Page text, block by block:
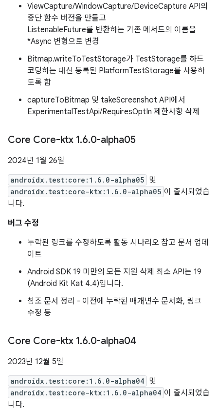
ViewCapture/WindowCapture/DeviceCapture API의
중단 함수 버전을 만들고
ListenableFuture를 반환하는 기존 메서드의 이름을
*Async 변형으로 변경
Bitmap.writeToTestStorage가 TestStorage를 하드
코딩하는 대신 등록된 PlatformTestStorage를 사용하
도록 함
captureToBitmap 및 takeScreenshot API에서
ExperimentalTestApi/RequiresOptIn 제한사항 삭제
Core Core-ktx 1.6.0-alpha05
2024년 1월 26일
androidx.test:core:1.6.0-alpha05 및
androidx.test:core-ktx:1.6.0-alpha05 이 출시되었습
니다.
버그 수정
누락된 링크를 수정하도록 활동 시나리오 참고 문서 업데
이트
Android SDK 19 미만의 모든 지원 삭제 최소 API는 19
(Android Kit Kat 4.4)입니다.
참조 문서 정리 - 이전에 누락된 매개변수 문서화, 링크
수정 등
Core Core-ktx 1.6.0-alpha04
2023년 12월 5일
androidx.test:core:1.6.0-alpha04 및
androidx.test:core-ktx:1.6.0-alpha04 이 출시되었습
니다.